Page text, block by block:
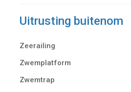
Uitrusting buitenom
Zeerailing
Zwemplatform
Zwemtrap